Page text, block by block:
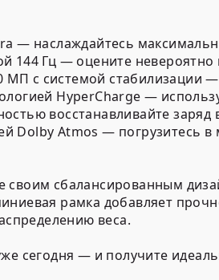
— наслаждайтесь
144 Гц — оцените
с системой стабилизации
HyperCharge —
восстанавливайте заряд
Dolby Atmos — погрузитесь
своим сбалансированным
рамка добавляет
веса.
сегодня — и получите